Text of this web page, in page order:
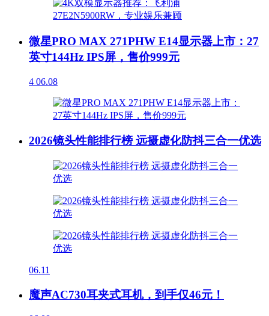
微星PRO MAX 271PHW E14显示器上市：27
英寸144Hz IPS屏，售价999元
4 06.08
2026镜头性能排行榜 远摄虚化防抖三合一优选
06.11
魔声AC730耳夹式耳机，到手仅46元！